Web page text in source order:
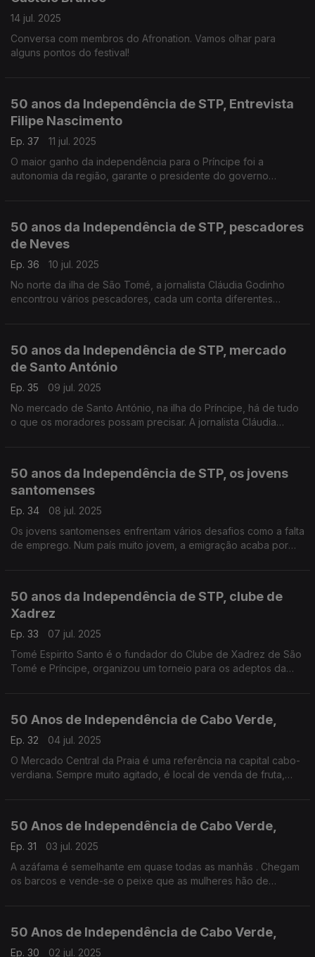
14 jul. 2025
Conversa com membros do Afronation. Vamos olhar para
alguns pontos do festival!
50 anos da Independência de STP, Entrevista
Filipe Nascimento
Ep. 37
11 jul. 2025
O maior ganho da independência para o Príncipe foi a
autonomia da região, garante o presidente do governo
50 anos da Independência de STP, pescadores
de Neves
Ep. 36
10 jul. 2025
No norte da ilha de São Tomé, a jornalista Cláudia Godinho
encontrou vários pescadores, cada um conta diferentes
50 anos da Independência de STP, mercado
de Santo António
Ep. 35
09 jul. 2025
No mercado de Santo António, na ilha do Príncipe, há de tudo
o que os moradores possam precisar. A jornalista Cláudia
50 anos da Independência de STP, os jovens
santomenses
Ep. 34
08 jul. 2025
Os jovens santomenses enfrentam vários desafios como a falta
de emprego. Num país muito jovem, a emigração acaba por
50 anos da Independência de STP, clube de
Xadrez
Ep. 33
07 jul. 2025
Tomé Espirito Santo é o fundador do Clube de Xadrez de São
Tomé e Príncipe, organizou um torneio para os adeptos da
50 Anos de Independência de Cabo Verde,
Ep. 32
04 jul. 2025
O Mercado Central da Praia é uma referência na capital cabo-
verdiana. Sempre muito agitado, é local de venda de fruta,
50 Anos de Independência de Cabo Verde,
Ep. 31
03 jul. 2025
A azáfama é semelhante em quase todas as manhãs . Chegam
os barcos e vende-se o peixe que as mulheres hão de
50 Anos de Independência de Cabo Verde,
Ep. 30
02 jul. 2025